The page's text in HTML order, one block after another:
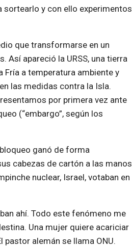
y con ello experimentos
que transformarse en un
Así apareció la URSS, una tierra
Fría a temperatura ambiente y
las medidas contra la Isla.
por primera vez ante
(“embargo”, según los
ganó de forma
cabezas de cartón a las manos
nuclear, Israel, votaban en
ahí. Todo este fenómeno me
Una mujer quiere acariciar
pastor alemán se llama ONU.